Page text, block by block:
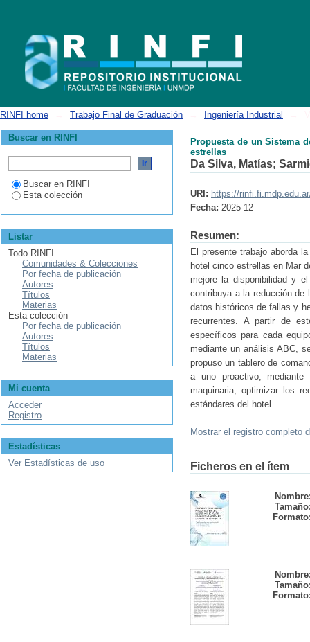
RINFI home Trabajo Final de Graduación Ingeniería Industrial
Propuesta de un Sistema
estrellas
Da Silva, Matías;
URI: https://
Fecha: 2025-12
Resumen:
El presente trabajo aborda
hotel cinco estrellas en Mar
mejore la disponibilidad y
contribuya a la reducción
datos históricos de fallas y
recurrentes. A partir de
específicos para cada
mediante un análisis ABC,
propuso un tablero de
a uno proactivo, mediante
maquinaria, optimizar los
estándares del hotel.
Mostrar el registro completo
Ficheros en el ítem
Buscar en RINFI
Buscar en RINFI
Esta colección
Listar
Todo RINFI
Comunidades & Colecciones
Por fecha de publicación
Autores
Títulos
Materias
Esta colección
Por fecha de publicación
Autores
Títulos
Materias
Mi cuenta
Acceder
Registro
Estadísticas
Ver Estadísticas de uso